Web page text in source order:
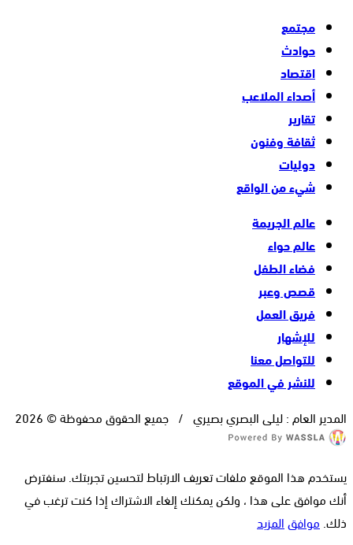
مجتمع
حوادث
اقتصاد
أصداء الملاعب
تقارير
ثقافة وفنون
دوليات
شيء من الواقع
عالم الجريمة
عالم حواء
فضاء الطفل
قصص وعبر
فريق العمل
للإشهار
للتواصل معنا
للنشر في الموقع
المدير العام : ليلى البصري بصيري / جميع الحقوق محفوظة © 2026
يستخدم هذا الموقع ملفات تعريف الارتباط لتحسين تجربتك. سنفترض
أنك موافق على هذا ، ولكن يمكنك إلغاء الاشتراك إذا كنت ترغب في
ذلك. موافقالمزيد